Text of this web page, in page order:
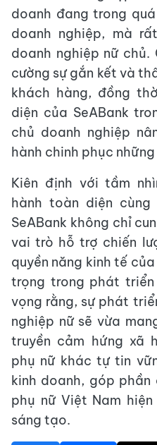
doanh đang trong
doanh nghiệp, mà
doanh nghiệp nữ
cường sự gắn kết và
khách hàng, đồng
diện của SeABank
chủ doanh nghiệp
hành chinh phục
Kiên định với tầm
hành toàn diện
SeABank không chỉ
vai trò hỗ trợ chiến
quyền năng kinh tế
trọng trong phát triển
vọng rằng, sự phát
nghiệp nữ sẽ vừa
truyền cảm hứng xã
phụ nữ khác tự tin
kinh doanh, góp phần
phụ nữ Việt Nam
sáng tạo.